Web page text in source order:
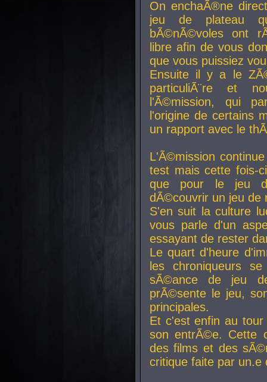
On enchaÃ®ne
jeu de plateau
bÃ©nÃ©voles ont
libre afin de vous
que vous puissiez
Ensuite il y a le
particuliÃ¨re et
l'Ã©mission, qui
l'origine de certains
un rapport avec le
L'Ã©mission
test mais cette fois-
que pour le jeu
dÃ©couvrir un jeu de
S'en suit la culture
vous parle d'un
essayant de rester
Le quart d'heure
les chroniqueurs
sÃ©ance de jeu
prÃ©sente le jeu,
principales.
Et c'est enfin au
son entrÃ©e. Cette
des films et des
critique faite par